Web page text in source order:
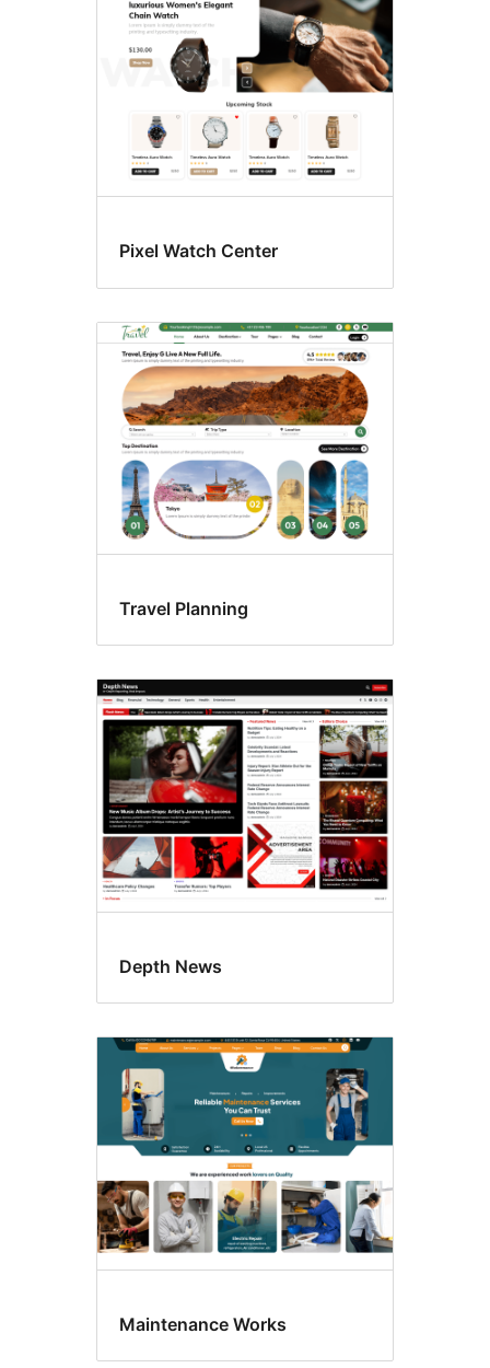
Pixel Watch Center
Travel Planning
Depth News
Maintenance Works